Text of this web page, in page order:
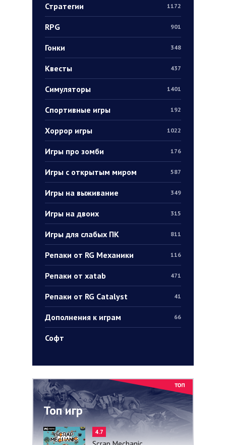
Стратегии 1172
RPG 901
Гонки 348
Квесты 437
Симуляторы 1401
Спортивные игры 192
Хоррор игры 1022
Игры про зомби 176
Игры с открытым миром 587
Игры на выживание 349
Игры на двоих 315
Игры для слабых ПК 811
Репаки от RG Механики 116
Репаки от xatab 471
Репаки от RG Catalyst 41
Дополнения к играм 66
Софт
Топ игр
4.7